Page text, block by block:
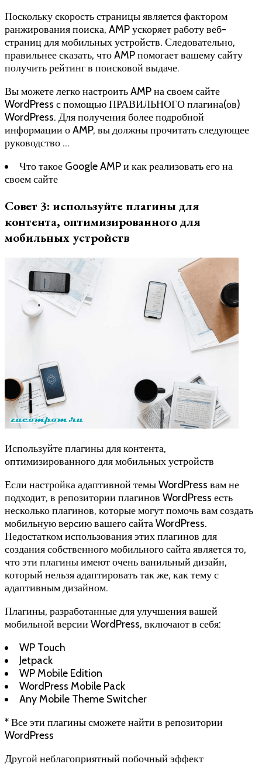
Поскольку скорость страницы является фактором
ранжирования поиска, AMP ускоряет работу веб-
страниц для мобильных устройств. Следовательно,
правильнее сказать, что AMP помогает вашему сайту
получить рейтинг в поисковой выдаче.
Вы можете легко настроить AMP на своем сайте
WordPress с помощью ПРАВИЛЬНОГО плагина(ов)
WordPress. Для получения более подробной
информации о AMP, вы должны прочитать следующее
руководство …
Что такое Google AMP и как реализовать его на
своем сайте
Совет 3: используйте плагины для
контента, оптимизированного для
мобильных устройств
Используйте плагины для контента,
оптимизированного для мобильных устройств
Если настройка адаптивной темы WordPress вам не
подходит, в репозитории плагинов WordPress есть
несколько плагинов, которые могут помочь вам создать
мобильную версию вашего сайта WordPress.
Недостатком использования этих плагинов для
создания собственного мобильного сайта является то,
что эти плагины имеют очень ванильный дизайн,
который нельзя адаптировать так же, как тему с
адаптивным дизайном.
Плагины, разработанные для улучшения вашей
мобильной версии WordPress, включают в себя:
WP Touch
Jetpack
WP Mobile Edition
WordPress Mobile Pack
Any Mobile Theme Switcher
* Все эти плагины сможете найти в репозитории
WordPress
Другой неблагоприятный побочный эффект